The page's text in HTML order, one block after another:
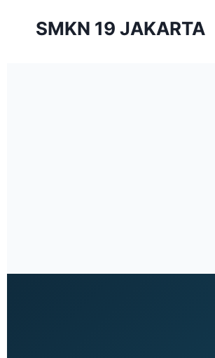
SMKN 19 JAKARTA